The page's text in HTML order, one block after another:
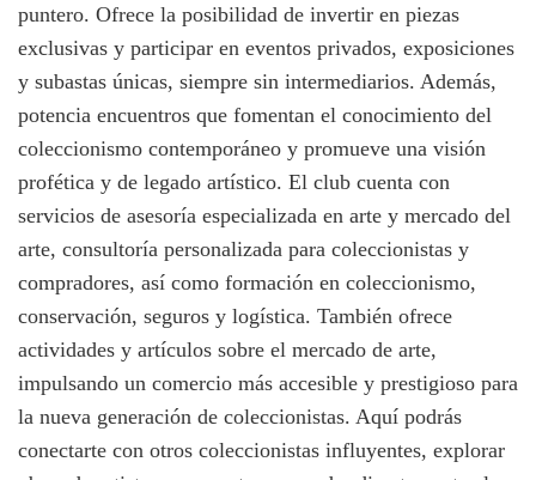
puntero. Ofrece la posibilidad de invertir en piezas
exclusivas y participar en eventos privados, exposiciones
y subastas únicas, siempre sin intermediarios. Además,
potencia encuentros que fomentan el conocimiento del
coleccionismo contemporáneo y promueve una visión
profética y de legado artístico. El club cuenta con
servicios de asesoría especializada en arte y mercado del
arte, consultoría personalizada para coleccionistas y
compradores, así como formación en coleccionismo,
conservación, seguros y logística. También ofrece
actividades y artículos sobre el mercado de arte,
impulsando un comercio más accesible y prestigioso para
la nueva generación de coleccionistas. Aquí podrás
conectarte con otros coleccionistas influyentes, explorar